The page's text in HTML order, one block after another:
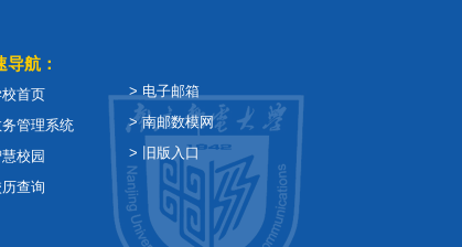
> 电子邮箱
> 南邮数模网
> 旧版入口
导航：
首页
管理系统
校园
查询